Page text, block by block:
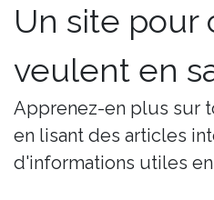
Un site pour
veulent en
Apprenez-en plus sur
en lisant des articles
d'informations utiles